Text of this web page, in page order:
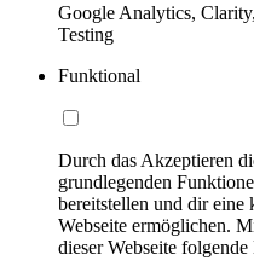
Google Analytics,
Testing
Funktional
Durch das Akzeptieren
grundlegenden
bereitstellen und dir eine
Webseite ermöglichen.
dieser Webseite